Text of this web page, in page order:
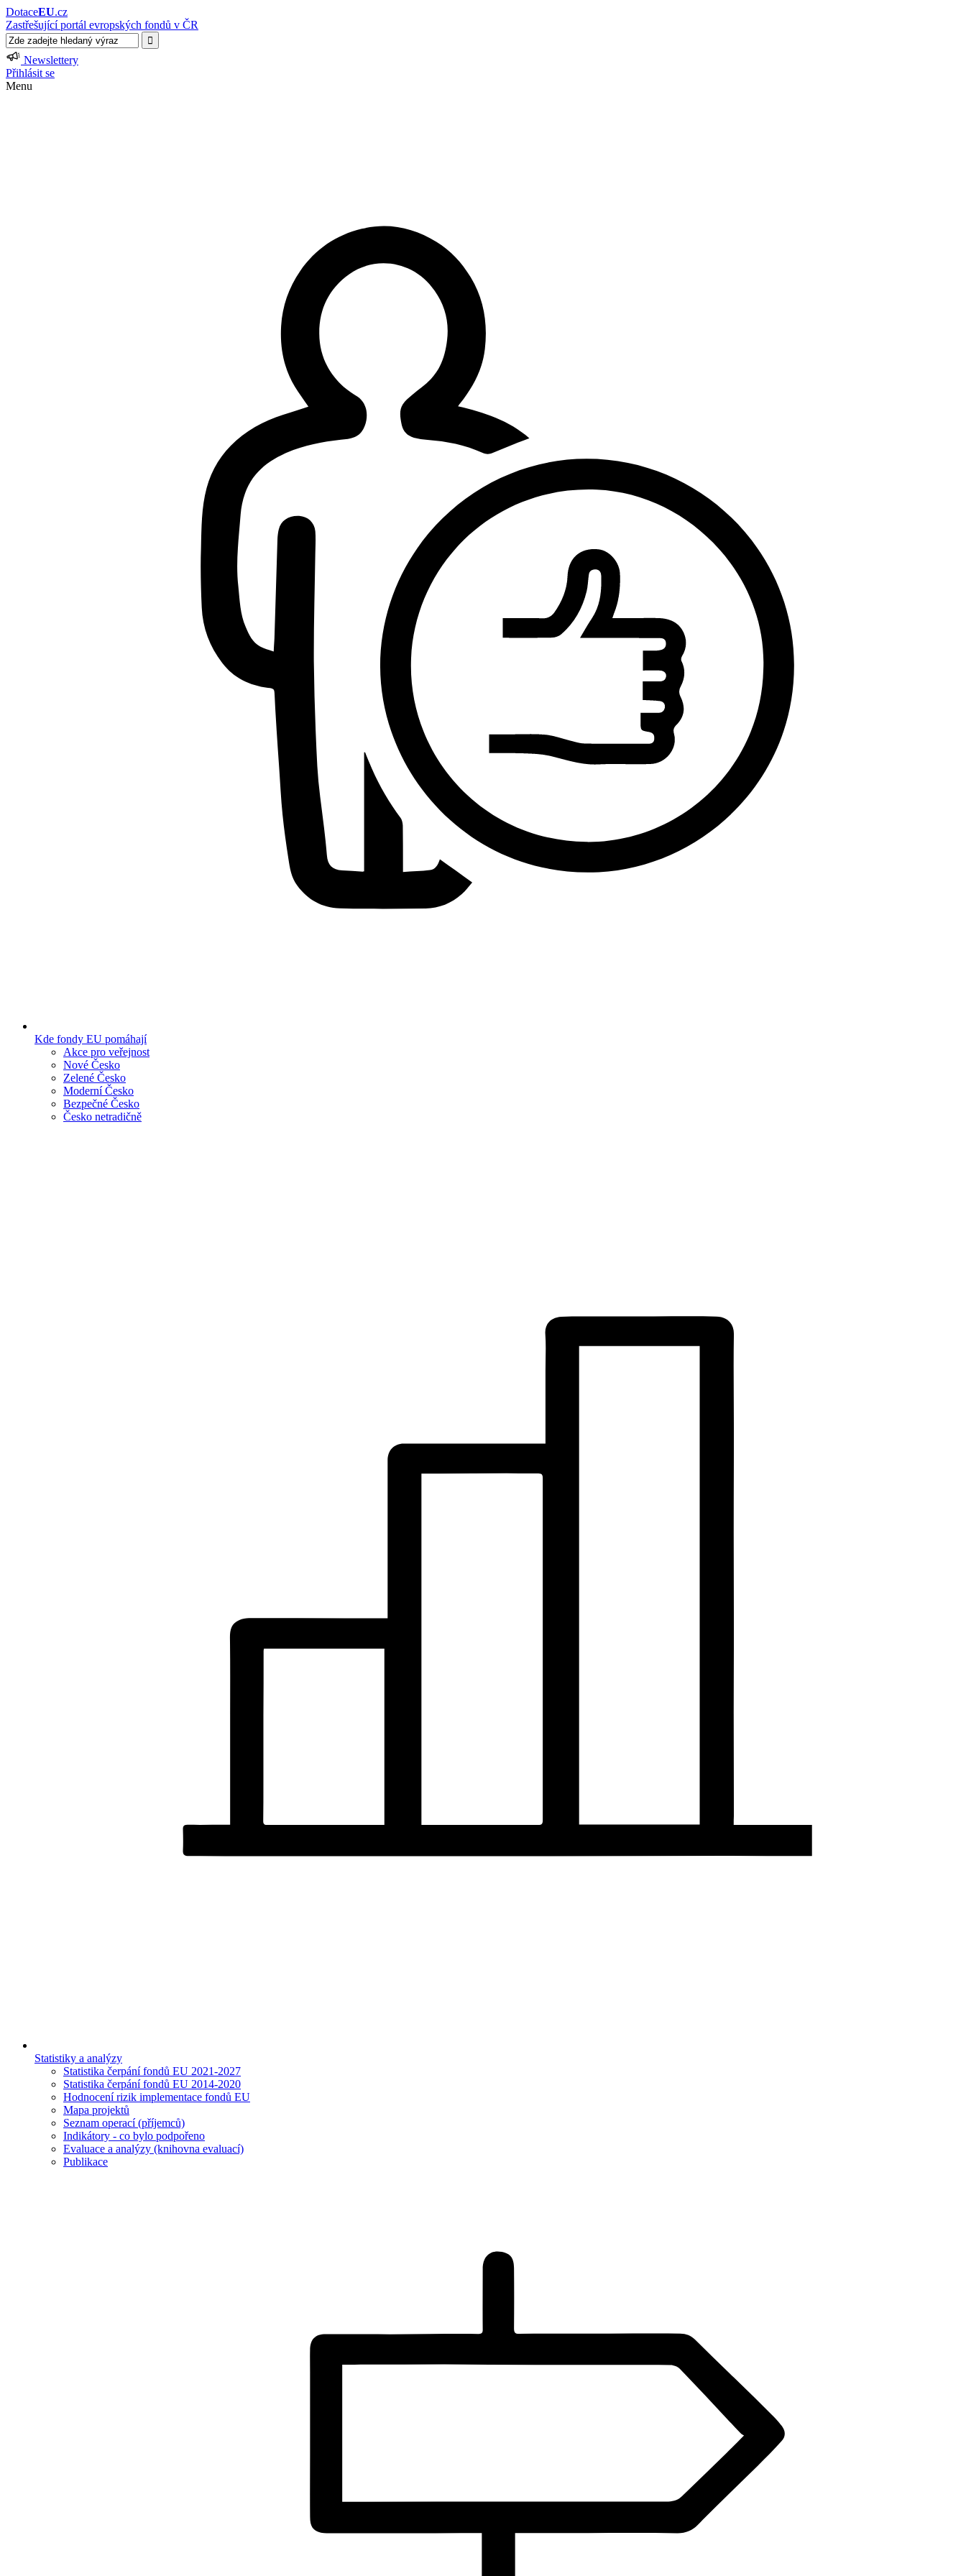
DotaceEU.cz
Zastřešující portál evropských fondů v ČR
Newslettery
Přihlásit se
Menu
Kde fondy EU pomáhají
Akce pro veřejnost
Nové Česko
Zelené Česko
Moderní Česko
Bezpečné Česko
Česko netradičně
Statistiky a analýzy
Statistika čerpání fondů EU 2021-2027
Statistika čerpání fondů EU 2014-2020
Hodnocení rizik implementace fondů EU
Mapa projektů
Seznam operací (příjemců)
Indikátory - co bylo podpořeno
Evaluace a analýzy (knihovna evaluací)
Publikace